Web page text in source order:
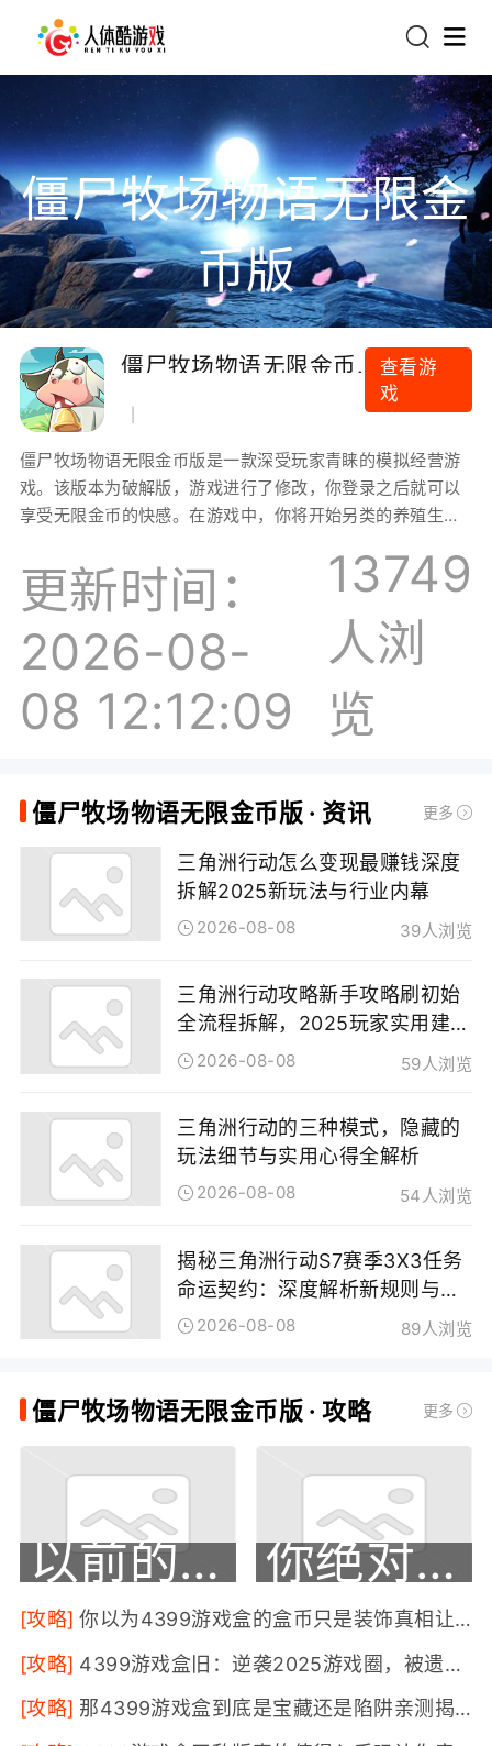
首页
热门游戏：
僵尸牧场物语无限金
币版
僵尸牧场物语无限金币版
查看游
戏
僵尸牧场物语无限金币版是一款深受玩家青睐的模拟经营游
戏。该版本为破解版，游戏进行了修改，你登录之后就可以
享受无限金币的快感。在游戏中，你将开始另类的养殖生
更加繁华的农场，强化升级高星级的僵尸，体验种植僵尸带
来的独特趣味。感兴趣的玩家不要错过这款游戏，快来下载
体验一番吧！游戏特色1、丧尸农场应运而生，更是催生了捕
猎僵尸的猎人与农场的合作关系；2、收集超过三十种僵尸，
尸牧场物语中不断与僵尸猎人合作，在农场中种植出高级食
物，获得更高的收益。4、每天辛勤的工作，能让你收获更多
你的专属牧场吧。6、作为僵尸的农场主，只有扩张农场才能
获得更多僵尸的效劳，快速发展；7、你是一名新晋的僵尸牧
场主，从小就爱好牧场生活的你对未来充满了希望；游戏优
势1、休闲趣味的经营牧场游戏，不断解锁扩大牧场的规模，
升级农场；2、收集超过三十种僵尸，在培养中快速获得植
合作，在农场中种植出高级食物，获得更高的收益。游戏攻
略作为一款新晋的模拟经营游戏，僵尸牧场物语到底该怎么
玩？下面就让我们一起来了解一下吧！1、主要就是通过捕捉
野外的僵尸作为你农场经营的基础，例如收集的僵尸可以用
类。2、探索未知的区域，捕捉各种各样的僵尸，当然了捕捉
队也具备三项特殊功能，这些功能可以进行提升，提升后能
够大大的增加捕捉稀有僵尸的几率。捕捉夹：获得优质僵尸
的概率。动力：减少捕捉时间。慧眼识僵：发现的僵尸最高
得，通过翻拍来随机发现僵尸，每一次都可以翻5次。3、此
外，游戏中还具备僵尸强化功能，通过将其他僵尸作为基
石，来获得更高星级的僵尸。游戏更新【僵尸牧场物语破解
版 1.0.1 中的新功能】2020-11-2420191128更新内容调整
金币；（2）增加高星级僵尸的金币产出；（3）增加升级所
需的经验值，延长养成线；（4）增加各类解锁、升级所需的
金币消耗、资材消耗和钻石消耗，延长养成线；（5）修复文
本表；BUG&优化：（1）修复强化僵尸时，一键选择可以无
限添加僵尸的bug；（2）修复激励道具的动画位移BUG；
（3）修复僵尸信息界面的文字距离BUG；（4）优化激励道
具的广告提示；（5）修复成就任务中，获得传说僵尸成就不
能完成bug;（6）修复成就任务中，通过强化获得4星僵尸成
就不能完成BUG；（7）优化仓库界面，点击僵尸图片时，
收获次数；20191114近期优化内容：1、补抓僵尸后翻牌时
提示僵尸数量2、僵尸种植后收获时有一定概率获得钻石3、
关闭功能界面后大地图会进行缩小4、修复僵尸养成时不消耗
更新时间：
2026-08-
08 12:12:09
13749
人浏
览
僵尸牧场物语无限金币版 · 资讯 更多
三角洲行动怎么变现最赚钱深度
拆解2025新玩法与行业内幕
2026-08-08 39人浏览
三角洲行动攻略新手攻略刷初始
全流程拆解，2025玩家实用建议
大放送
2026-08-08 59人浏览
三角洲行动的三种模式，隐藏的
玩法细节与实用心得全解析
2026-08-08 54人浏览
揭秘三角洲行动S7赛季3X3任务
命运契约：深度解析新规则与玩
家变革
2026-08-08 89人浏览
僵尸牧场物语无限金币版 · 攻略 更多
以前的4399游戏盒，居然还藏着这些被忽略的乐趣！ 你绝对想不到，4399游戏盒的作用远比玩游戏强大得多！
[攻略] 你以为4399游戏盒的盒币只是装饰真相让无数玩家大跌眼镜！
[攻略] 4399游戏盒旧：逆袭2025游戏圈，被遗忘的经典竟藏着无数新鲜体验！
[攻略] 那4399游戏盒到底是宝藏还是陷阱亲测揭秘令人惊讶的背后真相！